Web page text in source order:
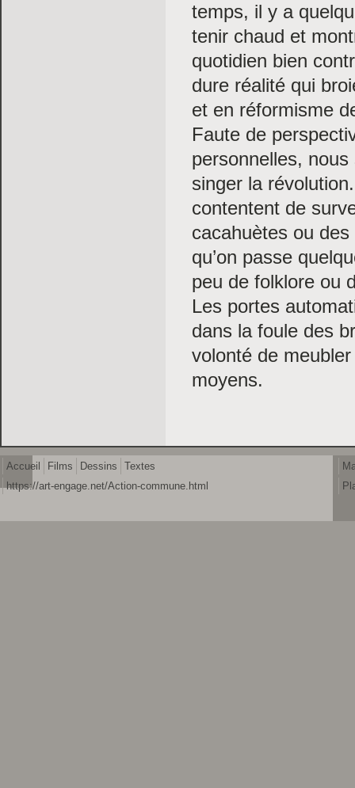
temps, il y a
tenir chaud et
quotidien bien
dure réalité qui
et en réformisme
Faute de
personnelles,
singer la
contentent de
cacahuètes ou
qu’on passe
peu de folklore ou
Les portes
dans la foule des
volonté de
moyens.
Accueil Films Dessins
Textes
https://art-engage.net/Action-commune.html